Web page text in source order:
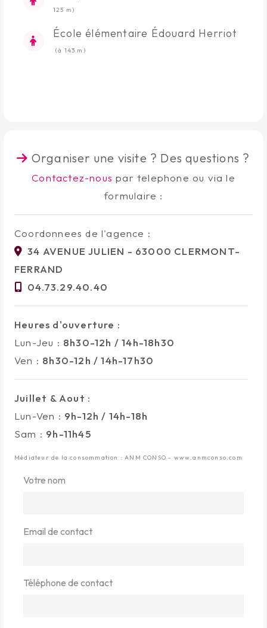
125 m)
École élémentaire Édouard Herriot
(à 143 m)
Organiser une visite ? Des questions ?
Contactez-nous par telephone ou via le
formulaire :
Coordonnees de l'agence :
34 AVENUE JULIEN - 63000 CLERMONT-
FERRAND
04.73.29.40.40
Heures d'ouverture :
Lun-Jeu : 8h30-12h / 14h-18h30
Ven : 8h30-12h / 14h-17h30
Juillet & Aout :
Lun-Ven : 9h-12h / 14h-18h
Sam : 9h-11h45
Médiateur de la consommation : ANM CONSO - www.anmconso.com
Votre nom
Email de contact
Téléphone de contact